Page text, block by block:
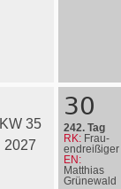
KW 35
2027
30
242. Tag
RK: Frau­
en­drei­ßi­ger
EN:
Matthias
Grünewald